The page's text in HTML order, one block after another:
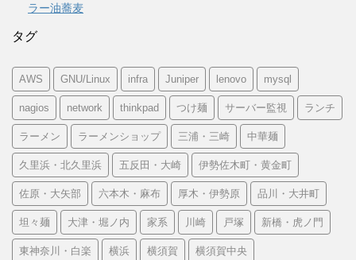
ラー油蕎麦
タグ
AWS GNU/Linux infra Juniper lenovo mysql
nagios network thinkpad つけ麺 サーバー監視 ランチ
ラーメン ラーメンショップ 三浦・三崎 中華麺
久里浜・北久里浜 五反田・大崎 伊勢佐木町・黄金町
佐原・大矢部 六本木・麻布 厚木・伊勢原 品川・大井町
坦々麺 大津・堀ノ内 家系 川崎 戸塚 新橋・虎ノ門
東神奈川・白楽 横浜 横須賀 横須賀中央